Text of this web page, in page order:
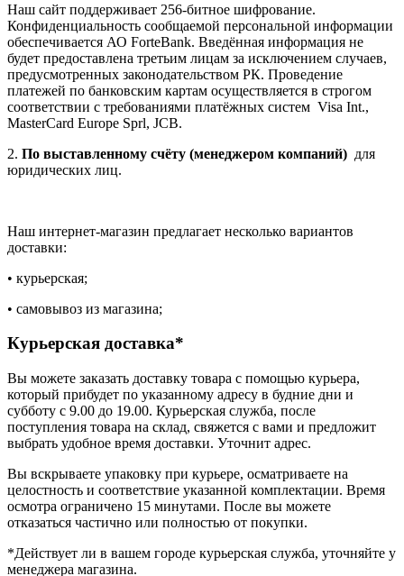
Наш сайт поддерживает 256-битное шифрование.
Конфиденциальность сообщаемой персональной информации
обеспечивается АО ForteBank. Введённая информация не
будет предоставлена третьим лицам за исключением случаев,
предусмотренных законодательством РК. Проведение
платежей по банковским картам осуществляется в строгом
соответствии с требованиями платёжных систем Visa Int.,
MasterCard Europe Sprl, JCB.
2. По выставленному счёту (менеджером компаний) для
юридических лиц.
Наш интернет-магазин предлагает несколько вариантов
доставки:
• курьерская;
• самовывоз из магазина;
Курьерская доставка*
Вы можете заказать доставку товара с помощью курьера,
который прибудет по указанному адресу в будние дни и
субботу с 9.00 до 19.00. Курьерская служба, после
поступления товара на склад, свяжется с вами и предложит
выбрать удобное время доставки. Уточнит адрес.
Вы вскрываете упаковку при курьере, осматриваете на
целостность и соответствие указанной комплектации. Время
осмотра ограничено 15 минутами. После вы можете
отказаться частично или полностью от покупки.
*Действует ли в вашем городе курьерская служба, уточняйте у
менеджера магазина.